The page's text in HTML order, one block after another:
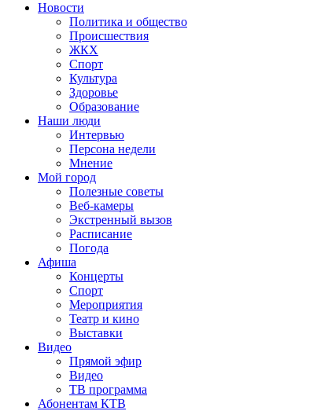
Новости
Политика и общество
Происшествия
ЖКХ
Спорт
Культура
Здоровье
Образование
Наши люди
Интервью
Персона недели
Мнение
Мой город
Полезные советы
Веб-камеры
Экстренный вызов
Расписание
Погода
Афиша
Концерты
Спорт
Мероприятия
Театр и кино
Выставки
Видео
Прямой эфир
Видео
ТВ программа
Абонентам КТВ